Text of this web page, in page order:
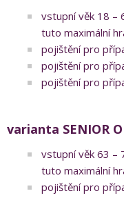
vstupní věk 18 –
tuto maximální
pojištění pro
pojištění pro
pojištění pro
varianta SENIOR
vstupní věk 63 –
tuto maximální
pojištění pro